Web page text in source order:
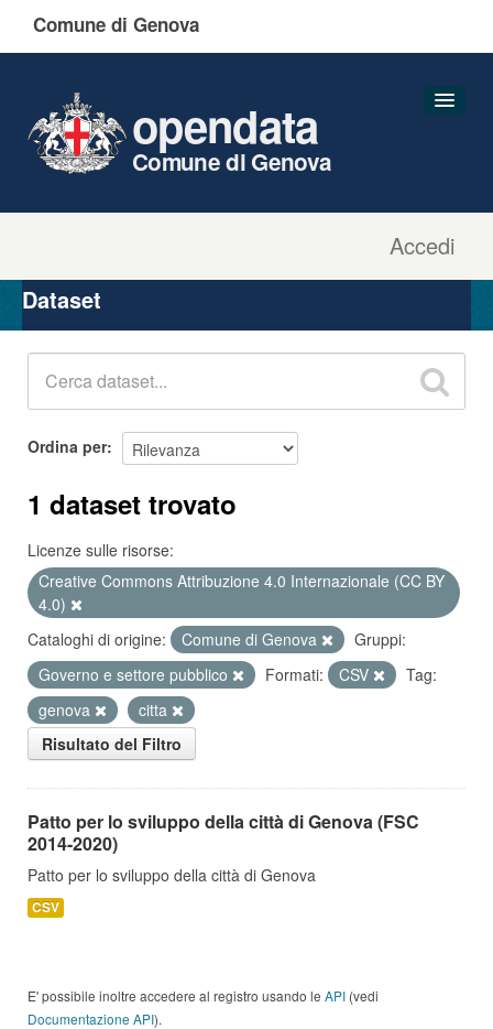
Comune di Genova
Accedi
opendata
Comune di Genova
Organizzazioni
Gruppi
Dataset
Ordina per
1 dataset trovato
Licenze sulle risorse:
Creative Commons Attribuzione 4.0 Internazionale (CC BY
4.0)
Cataloghi di origine:
Comune di Genova
Gruppi:
Governo e settore pubblico
Formati: CSV
Tag:
genova
citta
Risultato del Filtro
Patto per lo sviluppo della città di Genova (FSC
2014-2020)
Patto per lo sviluppo della città di Genova
CSV
E' possibile inoltre accedere al registro usando le API (vedi
Documentazione API).